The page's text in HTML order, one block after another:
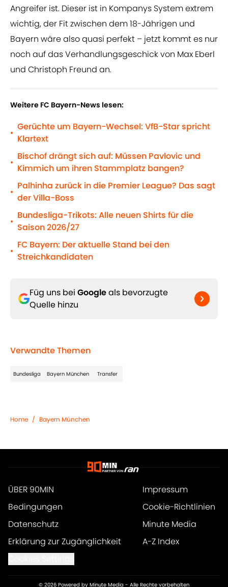
Angreifer ist. Dieser ist in Kompanys System extrem
wichtig, der Fit zwischen dem 18-Jährigen und
Bayern wäre also quasi perfekt – jetzt kommt es nur
noch auf das Verhandlungsgeschick von Max Eberl
und Christoph Freund an.
Weitere FC Bayern-News lesen:
•
Gerüchte um Bayern-Wechsel: VfB-Star spricht
Klartext
•
Bischof drängt sich auf: Müssen Pavlovic und
Kimmich um ihren Stammplatz bangen?
•
Palhinha zurück in die Premier League? Das sagt
der Villa-Boss
•
Bundesliga-Trikots: Alle neuen Shirts für die
Saison 2026/27
•
FC Bayern: Der aktuelle Stand bei den
Streichkandidaten
Füg uns bei Googleals bevorzugte
Quelle hinzu
Verwandte Themen
Bundesliga Bayern München Transfer
Home / Bayern München
ÜBER 90MIN
Impressum
Bedingungen
Cookie-Richtlinien
Datenschutz
Minute Media
Erklärung zur Zugänglichkeit
A-Z Index
© 2026 Powered by Minute Media - Alle Rechte vorbehalten